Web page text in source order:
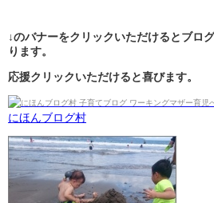
↓のバナーをクリックいただけるとブロ
ります。
応援クリックいただけると喜びます。
にほんブログ村